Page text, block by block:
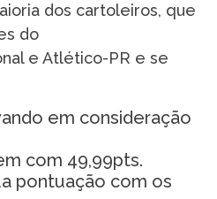
dos cartoleiros, que
do
e Atlético-PR e se
em consideração
com 49,99pts.
pontuação com os